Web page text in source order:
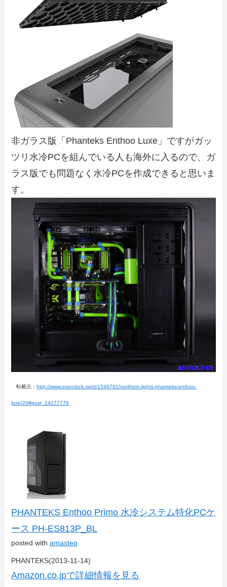
非ガラス版「Phanteks Enthoo Luxe」ですがガッ
ツリ水冷PCを組んでいる人も海外に入るので、ガ
ラス版でも問題なく水冷PCを作成できると思いま
す。
転載元：http://www.overclock.net/t/1549781/northern-lights-phanteks-enthoo-
luxe/20#post_24277776
PHANTEKS Enthoo Primo 水冷システム特化PCケ
ース PH-ES813P_BL
posted withamastep
PHANTEKS(2013-11-14)
Amazon.co.jpで詳細情報を見る